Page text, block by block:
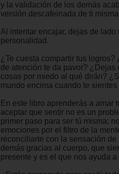
y la validación de los demás
versión descafeinada de ti
Al intentar encajar, dejas de lado
personalidad.
¿Te cuesta compartir tus logros?
de atención te da pavor? ¿Dejas
cosas por miedo al qué dirán?
mundo encima cuando te
En este libro aprenderás a amar
aceptar que sentir no es un
primer paso para ser tú misma;
emociones por el filtro de la
reconciliarte con la sensación de
demás gracias al cuerpo, que
presente y es el que nos ayuda